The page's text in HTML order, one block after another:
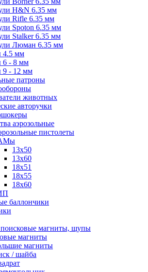
H&N 6.35 мм
Rifle 6.35 мм
Spoton 6.35 мм
Stalker 6.35 мм
Люман 6.35 мм
4.5 мм
6 - 8 мм
- 12 мм
патроны
животных
авторучки
аэрозольные
пистолеты
13х50
13х60
18х51
18х55
18х60
баллончики
магниты, щупы
магниты
магниты
/ шайба